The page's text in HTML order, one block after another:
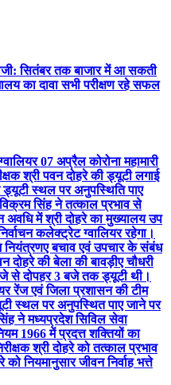
सितंबर तक बाजार में आ सकती
का दावा सभी परीक्षण रहे सफल
07 अप्रैल कोरोना महामारी
श्री पवन दोहरे की ड्यूटी लगाई
ड्यूटी स्थल पर अनुपस्थिति पाए
सिंह ने तत्काल प्रभाव से
अवधि में श्री दोहरे का मुख्यालय उप
कलेक्ट्रेट ग्वालियर रहेगा।
नियंत्रणए बचाव एवं उपचार के संबंध
दोहरे की बेला की बावड़ीए चौधरी
से दोपहर 3 बजे तक ड्यूटी थी।
रेंज एवं जिला प्रशासन की टीम
स्थल पर अनुपस्थित पाए जाने पर
ने मध्यप्रदेश सिविल सेवा
1966 में प्रदत्त शक्तियों का
श्री दोहरे को तत्काल प्रभाव
नियमानुसार जीवन निर्वाह भत्ते